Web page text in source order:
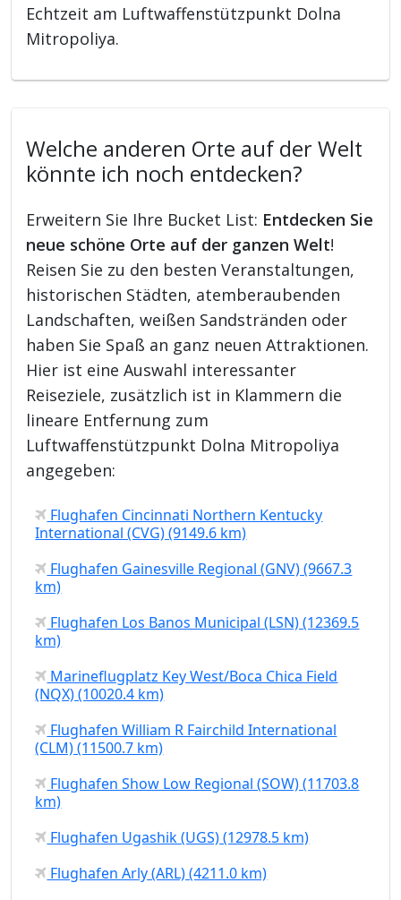
Echtzeit am Luftwaffenstützpunkt Dolna
Mitropoliya.
Welche anderen Orte auf der Welt
könnte ich noch entdecken?
Erweitern Sie Ihre Bucket List: Entdecken Sie
neue schöne Orte auf der ganzen Welt!
Reisen Sie zu den besten Veranstaltungen,
historischen Städten, atemberaubenden
Landschaften, weißen Sandstränden oder
haben Sie Spaß an ganz neuen Attraktionen.
Hier ist eine Auswahl interessanter
Reiseziele, zusätzlich ist in Klammern die
lineare Entfernung zum
Luftwaffenstützpunkt Dolna Mitropoliya
angegeben:
Flughafen Cincinnati Northern Kentucky
International (CVG) (9149.6 km)
Flughafen Gainesville Regional (GNV) (9667.3
km)
Flughafen Los Banos Municipal (LSN) (12369.5
km)
Marineflugplatz Key West/Boca Chica Field
(NQX) (10020.4 km)
Flughafen William R Fairchild International
(CLM) (11500.7 km)
Flughafen Show Low Regional (SOW) (11703.8
km)
Flughafen Ugashik (UGS) (12978.5 km)
Flughafen Arly (ARL) (4211.0 km)